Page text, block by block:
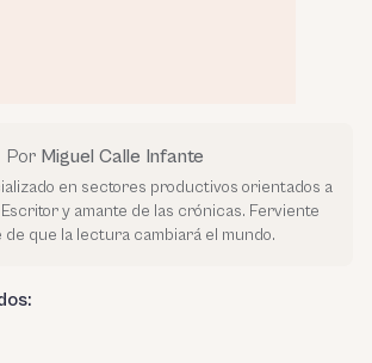
Por Miguel Calle Infante
en sectores productivos orientados a
y amante de las crónicas. Ferviente
que la lectura cambiará el mundo.